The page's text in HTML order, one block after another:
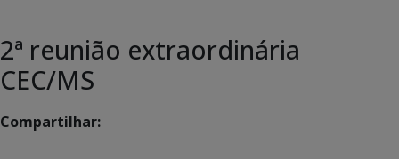
2ª reunião extraordinária
CEC/MS
Compartilhar: